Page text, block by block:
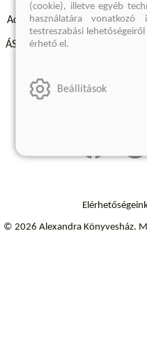
Adatvédelmi szabályzatok
ÁSZF - Vásárlási feltételek
Szállítási információk
© 2026 Alexandra Könyvesház.
(cookie), illetve egyéb
használatára vonatkozó
testreszabási
érhető el.
Beállítások